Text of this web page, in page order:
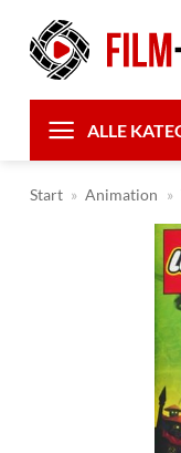
Inhalt
springen
ALLE
Start » Animation »